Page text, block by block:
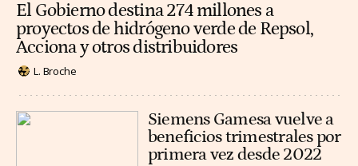
El Gobierno destina 274 millones a
proyectos de hidrógeno verde de Repsol,
Acciona y otros distribuidores
L. Broche
Siemens Gamesa vuelve a
beneficios trimestrales por
primera vez desde 2022